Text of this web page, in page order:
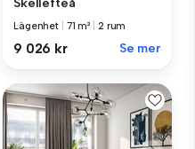
Lägenhet 71 m² 2 rum
9 026 kr Se mer